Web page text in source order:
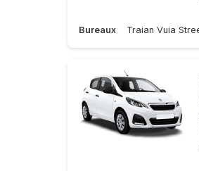
Bureaux Traian Vuia